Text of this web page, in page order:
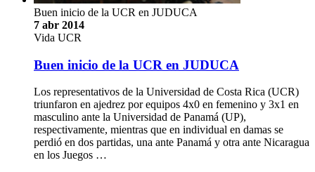
Buen inicio de la UCR en JUDUCA
7 abr 2014
Vida UCR
Buen inicio de la UCR en JUDUCA
Los representativos de la Universidad de Costa Rica (UCR)
triunfaron en ajedrez por equipos 4x0 en femenino y 3x1 en
masculino ante la Universidad de Panamá (UP),
respectivamente, mientras que en individual en damas se
perdió en dos partidas, una ante Panamá y otra ante Nicaragua
en los Juegos …